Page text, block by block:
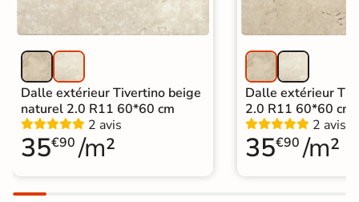
Dalle extérieur Tivertino beige
naturel 2.0 R11 60*60 cm
2 avis
35€90 /m²
Dalle extérieur
2.0 R11 60*60 cm
2 avis
35€90 /m²